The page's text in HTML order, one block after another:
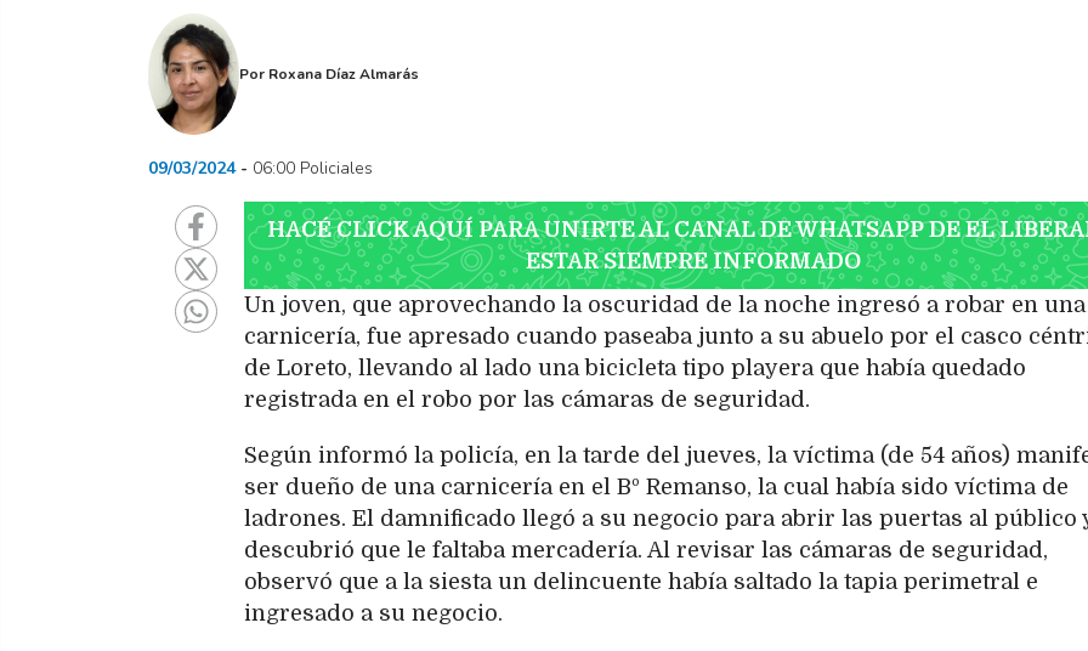
Por Roxana Díaz Almarás
09/03/2024 06:00 Policiales
HACÉ CLICK AQUÍ PARA UNIRTE AL CANAL DE WHATSAPP DE EL
ESTAR SIEMPRE INFORMADO
Un joven, que aprovechando la oscuridad de la noche ingresó a robar en una
carnicería, fue apresado cuando paseaba junto a su abuelo por el casco
de Loreto, llevando al lado una bicicleta tipo playera que había quedado
registrada en el robo por las cámaras de seguridad.
Según informó la policía, en la tarde del jueves, la víctima (de 54 años)
ser dueño de una carnicería en el Bº Remanso, la cual había sido víctima de
ladrones. El damnificado llegó a su negocio para abrir las puertas al público
descubrió que le faltaba mercadería. Al revisar las cámaras de seguridad,
observó que a la siesta un delincuente había saltado la tapia perimetral e
ingresado a su negocio.